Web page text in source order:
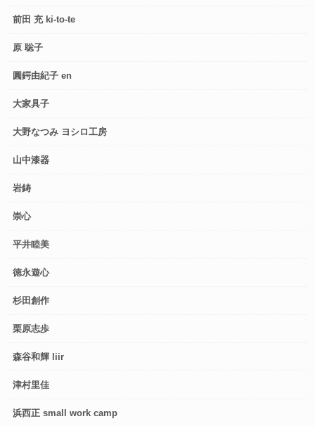
前田 充 ki-to-te
原 聡子
圓鍔由紀子 en
大家具子
大野なつみ ヨシロ工房
山中漆器
岩鋳
崇心
平井睦美
徳永遊心
杉田創作
栗原志歩
森谷和輝 liir
津村里佳
浜西正 small work camp